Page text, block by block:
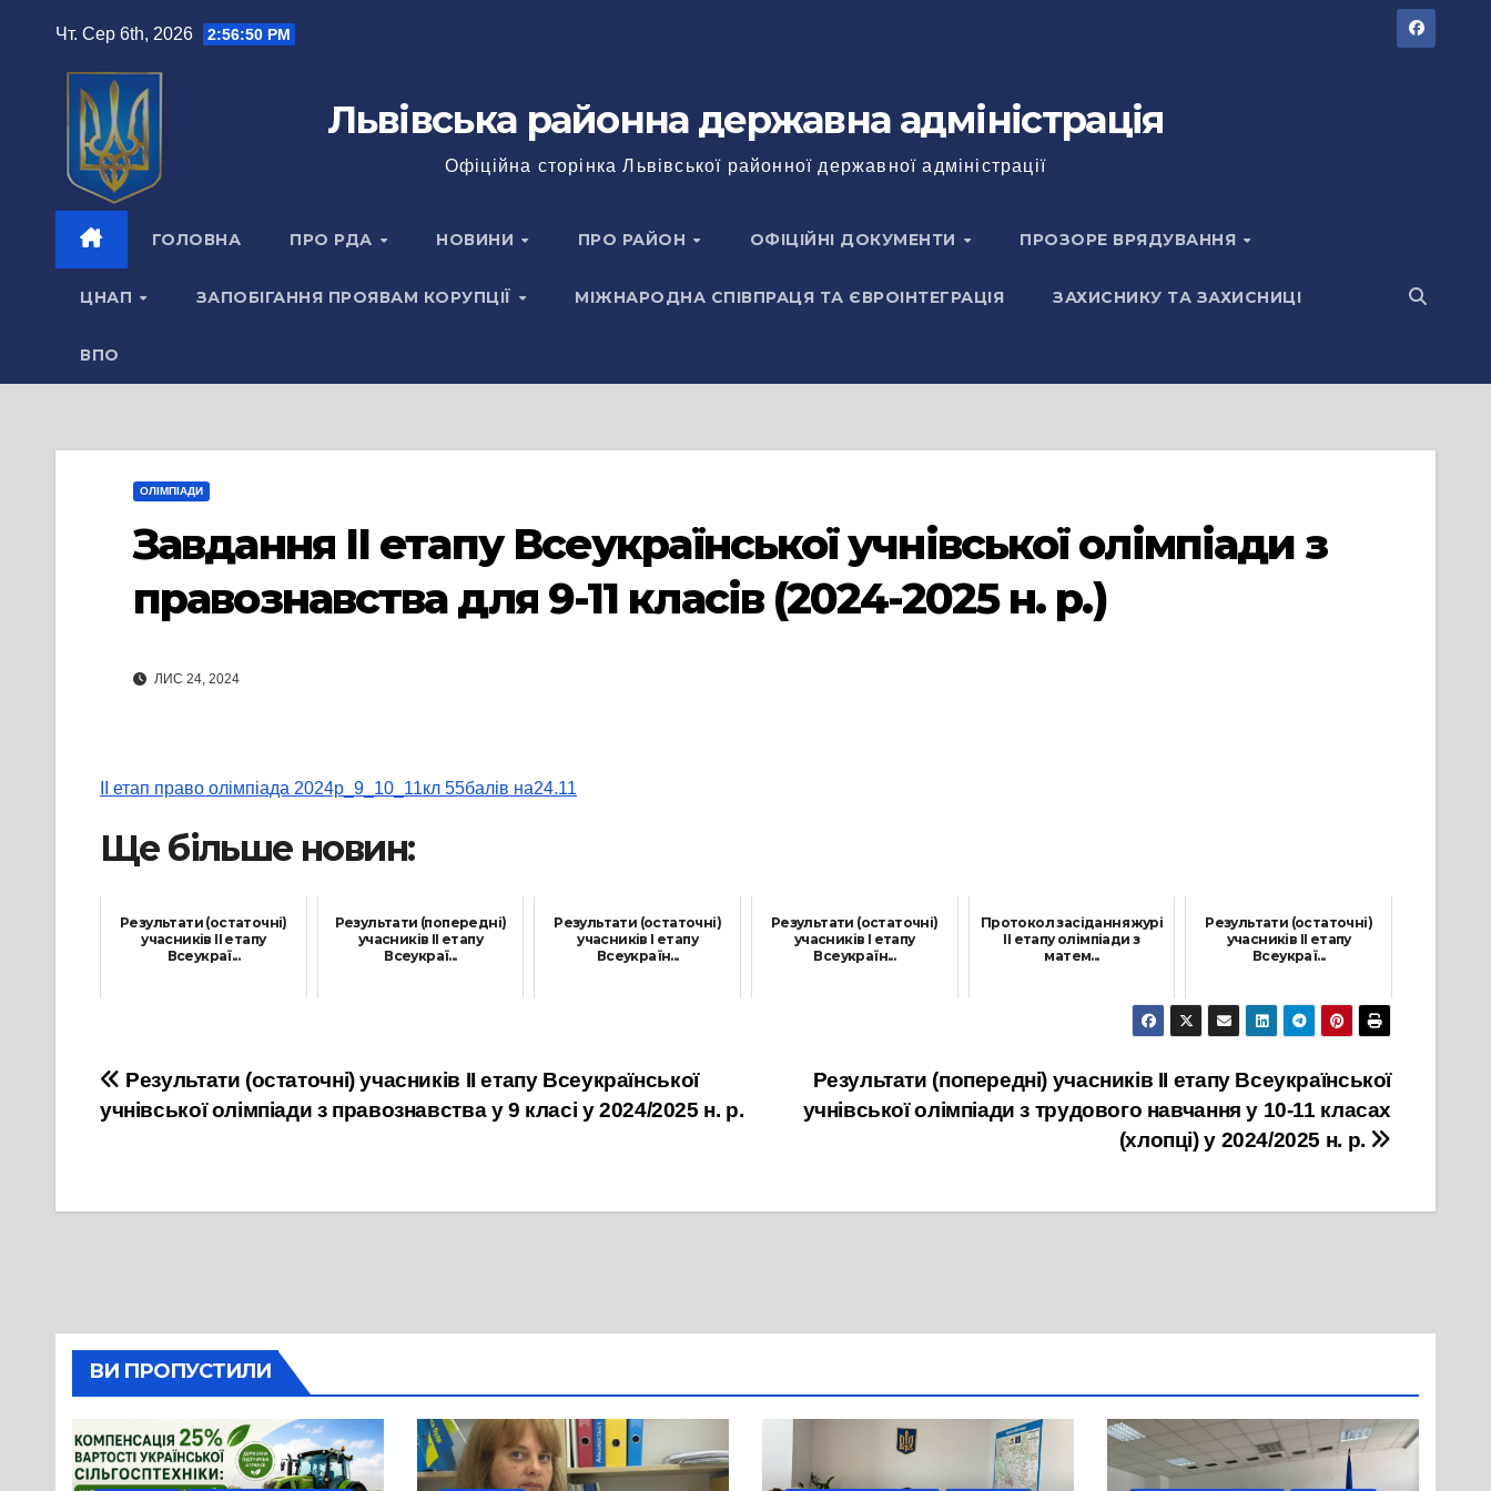
Чт. Сер 6th, 2026 2:56:50 PM
Львівська районна державна адміністрація
Офіційна сторінка Львівської районної державної адміністрації
ГОЛОВНА ПРО РДА НОВИНИ ПРО РАЙОН ОФІЦІЙНІ ДОКУМЕНТИ ПРОЗОРЕ ВРЯДУВАННЯ
ЦНАП ЗАПОБІГАННЯ ПРОЯВАМ КОРУПЦІЇ МІЖНАРОДНА СПІВПРАЦЯ ТА ЄВРОІНТЕГРАЦІЯ ЗАХИСНИКУ ТА ЗАХИСНИЦІ
ВПО
ОЛІМПІАДИ
Завдання ІІ етапу Всеукраїнської учнівської олімпіади з
правознавства для 9-11 класів (2024-2025 н. р.)
ЛИС 24, 2024
ІІ етап право олімпіада 2024р_9_10_11кл 55балів на24.11
Ще більше новин:
Результати (остаточні)
учасників ІІ етапу
Всеукраї...
Результати (попередні)
учасників ІІ етапу
Всеукраї...
Результати (остаточні)
учасників І етапу
Всеукраїн...
Результати (остаточні)
учасників І етапу
Всеукраїн...
Протокол засідання журі
ІІ етапу олімпіади з
матем...
Результати (остаточні)
учасників ІІ етапу
Всеукраї...
17 Листопада, 2024
Навігація
записів
Результати (попередні) учасників ІІ етапу Всеукраїнської
учнівської олімпіади з трудового навчання у 10-11 класах
(хлопці) у 2024/2025 н. р.
Результати (остаточні) учасників ІІ етапу Всеукраїнської
учнівської олімпіади з правознавства у 9 класі у 2024/2025 н. р.
ВИ ПРОПУСТИЛИ